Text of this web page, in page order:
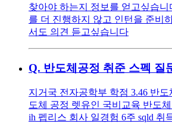
찾아야 하는지 정보를 얻고싶습
를 더 진행하지 않고 인턴을 준비
서도 의견 듣고싶습니다
Q. 반도체공정 취준 스펙 질
지거국 전자공학부 학점 3.46 반
도체 공정 렛유인 국비교육 반도
ih 펩리스 회사 일경험 6주 sqld 취